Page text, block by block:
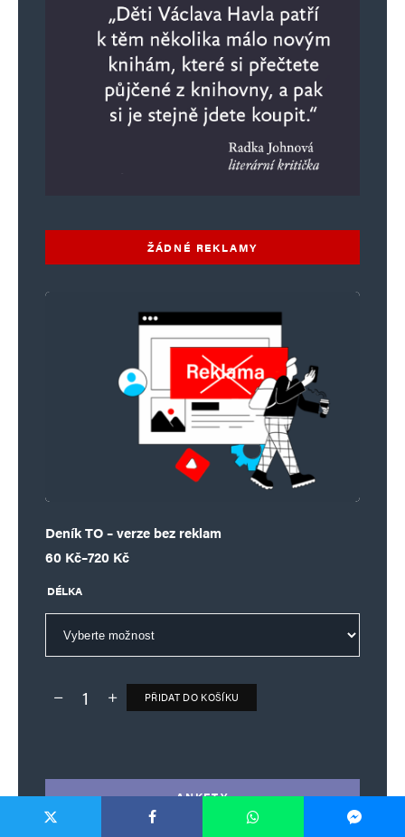
ŽÁDNÉ REKLAMY
Deník TO – verze bez reklam
60 Kč–720 Kč
Rozpětí cen: 60 Kč až 720 Kč
DÉLKA
Deník TO – verze bez reklam množství
PŘIDAT DO KOŠÍKU
ANKETY